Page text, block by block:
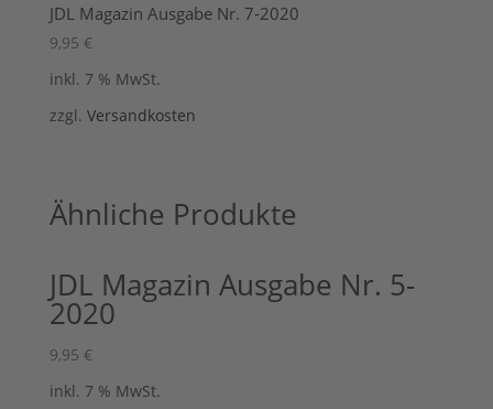
JDL Magazin Ausgabe Nr. 7-2020
9,95 €
inkl. 7 % MwSt.
zzgl. Versandkosten
Ähnliche Produkte
JDL Magazin Ausgabe Nr. 5-
2020
9,95 €
inkl. 7 % MwSt.